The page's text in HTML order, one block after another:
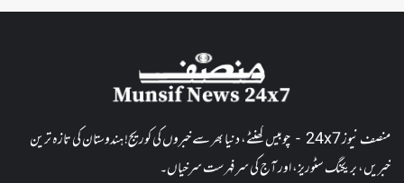
منصف نیوز 24x7 - چوبیس گھنٹے، دنیا بھر سے خبروں کی کوریج! ہندوستان کی تازہ ترین
خبریں، بریکنگ سٹوریز، اور آج کی سرفہرست سرخیاں۔